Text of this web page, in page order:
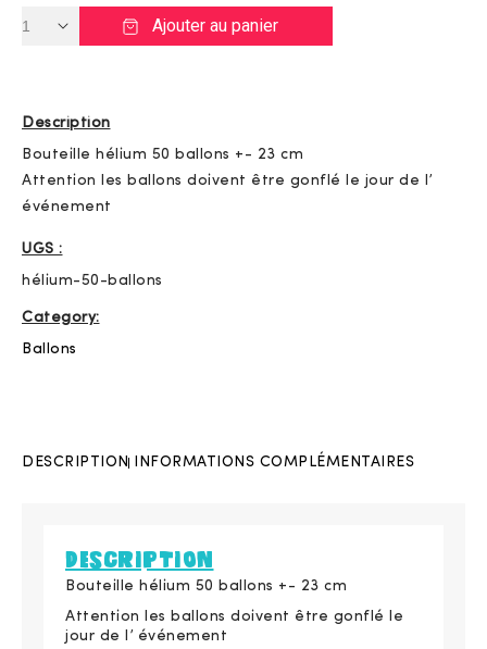
Ajouter au panier
Description
Bouteille hélium 50 ballons +- 23 cm
Attention les ballons doivent être gonflé le jour de l’
événement
UGS :
hélium-50-ballons
Category:
Ballons
DESCRIPTION INFORMATIONS COMPLÉMENTAIRES
DESCRIPTION
Bouteille hélium 50 ballons +- 23 cm
Attention les ballons doivent être gonflé le
jour de l’ événement